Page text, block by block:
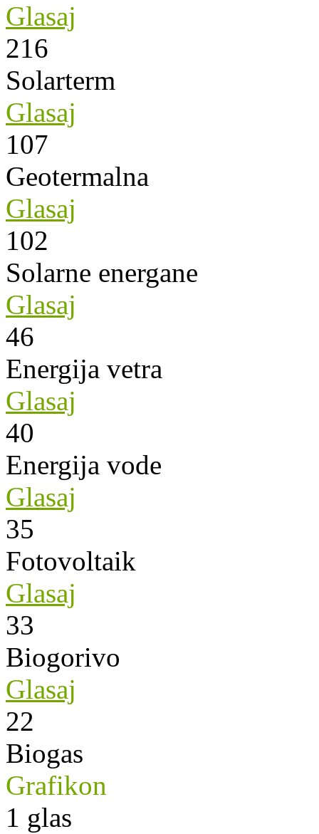
Glasaj
216
Solarterm
Glasaj
107
Geotermalna
Glasaj
102
Solarne energane
Glasaj
46
Energija vetra
Glasaj
40
Energija vode
Glasaj
35
Fotovoltaik
Glasaj
33
Biogorivo
Glasaj
22
Biogas
Grafikon
1 glas